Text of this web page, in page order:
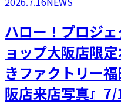
ハロー！プロジ
ョップ大阪店限
きファクトリー
阪店来店写真』7/